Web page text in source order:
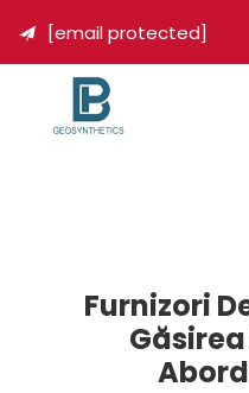
 [email protected]
Furnizori